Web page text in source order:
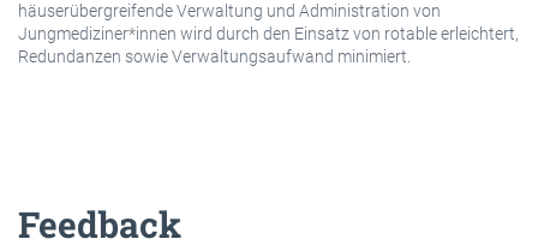
häuserübergreifende Verwaltung und Administration von
Jungmediziner*innen wird durch den Einsatz von rotable erleichtert,
Redundanzen sowie Verwaltungsaufwand minimiert.
Feedback